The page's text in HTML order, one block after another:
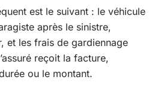
est le suivant : le véhicule
après le sinistre,
et les frais de gardiennage
reçoit la facture,
ou le montant.